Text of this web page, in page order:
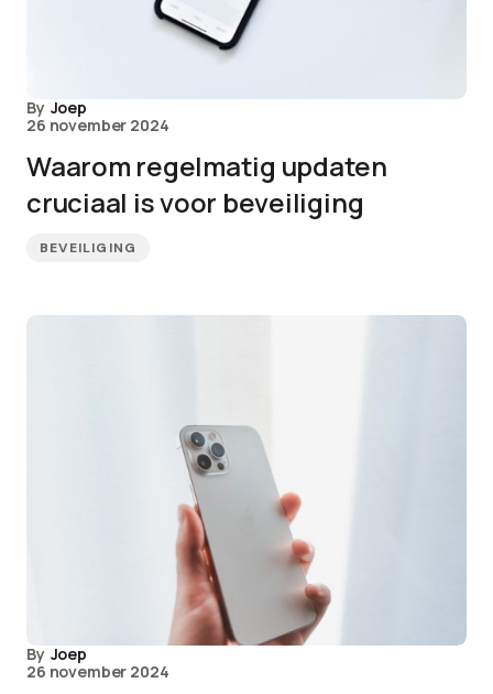
By Joep
26 november 2024
Waarom regelmatig updaten
cruciaal is voor beveiliging
BEVEILIGING
By Joep
26 november 2024